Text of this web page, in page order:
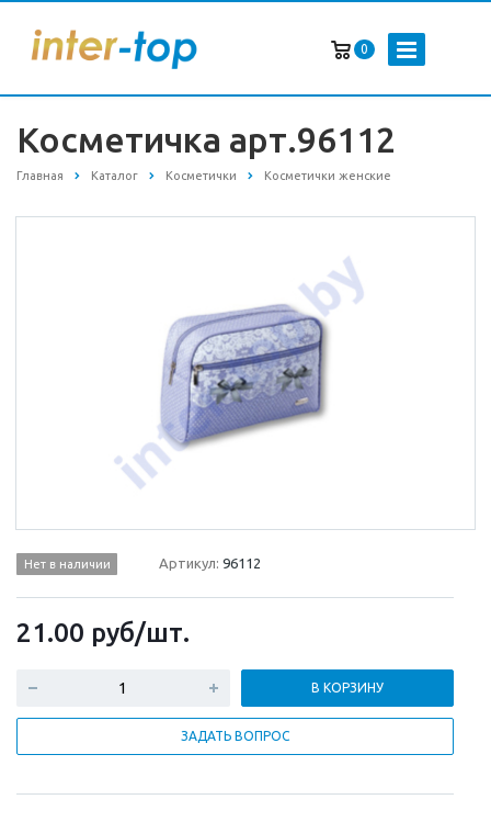
0
Косметичка арт.96112
Главная Каталог Косметички Косметички женские
Нет в наличии Артикул:96112
21.00 руб/шт.
В КОРЗИНУ
ЗАДАТЬ ВОПРОС